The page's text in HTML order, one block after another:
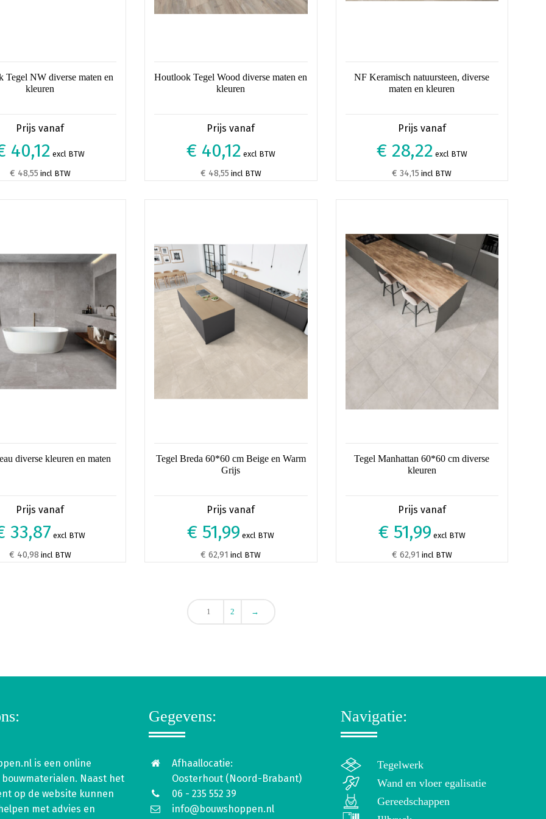
Tegel NW diverse maten en
kleuren
40,12 excl BTW
€ 48,55 incl BTW
productpagina
Houtlook Tegel Wood diverse maten en
kleuren
€ 40,12 excl BTW
€ 48,55 incl BTW
NF Keramisch natuursteen, diverse
maten en kleuren
€ 28,22 excl BTW
€ 34,15 incl BTW
diverse kleuren en maten
33,87 excl BTW
€ 40,98 incl BTW
meerdere
variaties.
Deze
gekozen
Tegel Breda 60*60 cm Beige en Warm
Grijs
€ 51,99 excl BTW
€ 62,91 incl BTW
heeft
meerdere
variaties.
optie
Tegel Manhattan 60*60 cm diverse
kleuren
€ 51,99 excl BTW
€ 62,91 incl BTW
1 2 →
is een online
Naast het
op de website kunnen
met advies en
Gegevens:
Afhaallocatie:
Oosterhout (Noord-Brabant)
06 - 235 552 39
info@bouwshoppen.nl
Navigatie:
Tegelwerk
Wand en vloer egalisatie
Gereedschappen